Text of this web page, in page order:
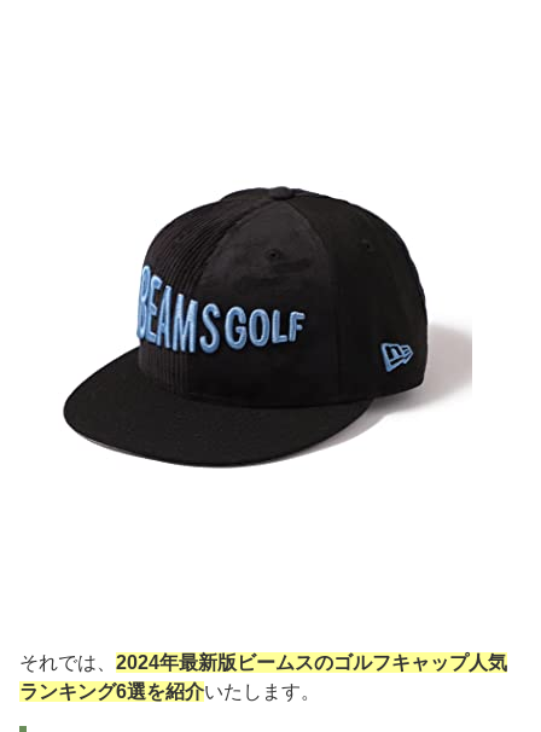
それでは、 2024年最新版ビームスのゴルフキャップ人気
ランキング6選を紹介いたします。